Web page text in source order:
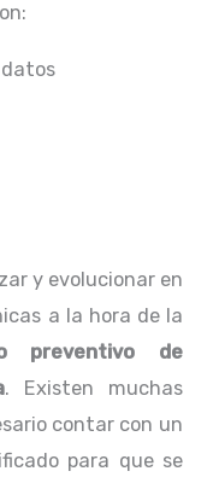
datos
y evolucionar en
a la hora de la
preventivo de
. Existen muchas
contar con un
para que se